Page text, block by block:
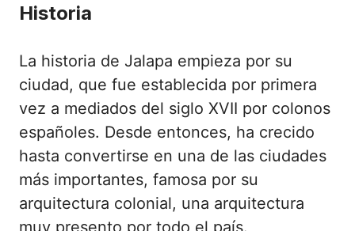
Historia
La historia de Jalapa empieza por su
ciudad, que fue establecida por primera
vez a mediados del siglo XVII por colonos
españoles. Desde entonces, ha crecido
hasta convertirse en una de las ciudades
más importantes, famosa por su
arquitectura colonial, una arquitectura
muy presento por todo el país.